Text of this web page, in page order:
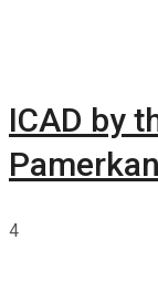
ICAD by
4